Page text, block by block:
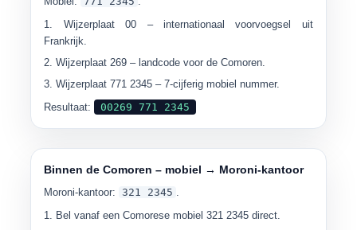
Wijzerplaat00 – internationaal voorvoegsel uit
Frankrijk.
Wijzerplaat269 – landcode voor de Comoren.
Wijzerplaat771 2345 – 7-cijferig mobiel nummer.
Resultaat:
00269 ​​771 2345
Binnen de Comoren – mobiel → Moroni-kantoor
Moroni-kantoor: 321 2345 .
Bel vanaf een Comorese mobiel321 2345 direct.